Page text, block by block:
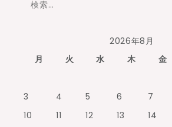
2026年8月
月
火 水 木 金
3
4 5 6 7
10
11 12 13 14